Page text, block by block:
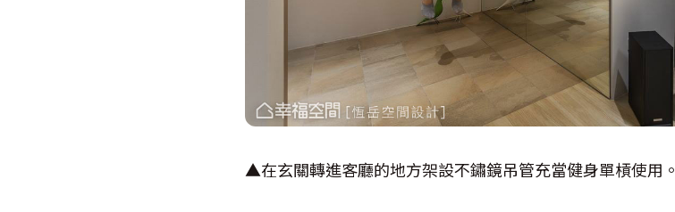
▲在玄關轉進客廳的地方架設不鏽鏡吊管充當健身單槓使用。